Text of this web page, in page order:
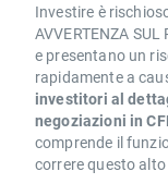
Investire è
AVVERTENZA
e presentano un
rapidamente a
investitori al
negoziazioni in
comprende il
correre questo